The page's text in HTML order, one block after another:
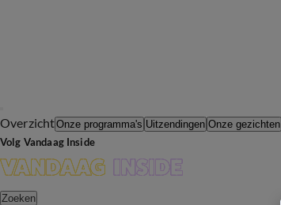
OverzichtOnze programma's Uitzendingen Onze gezichten
Volg Vandaag Inside
Zoeken